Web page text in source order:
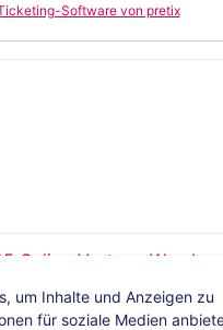
Software von pretix
Online-Vortrag_Was-
um Inhalte und Anzeigen zu
für soziale Medien